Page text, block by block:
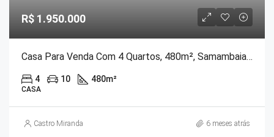
R$ 1.950.000
Casa Para Venda Com 4 Quartos, 480m², Samambaia – Petrópolis – RJ
4 10 480m²
CASA
Castro Miranda 6 meses atrás